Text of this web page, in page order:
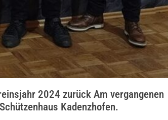
2024 zurück Am vergangenen
Kadenzhofen.